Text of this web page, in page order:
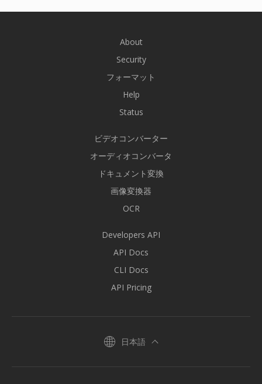
About
Security
フォーマット
Help
Status
ビデオコンバーター
オーディオコンバータ
ドキュメント変換
画像変換器
OCR
Developers API
API Docs
CLI Docs
API Pricing
日本語